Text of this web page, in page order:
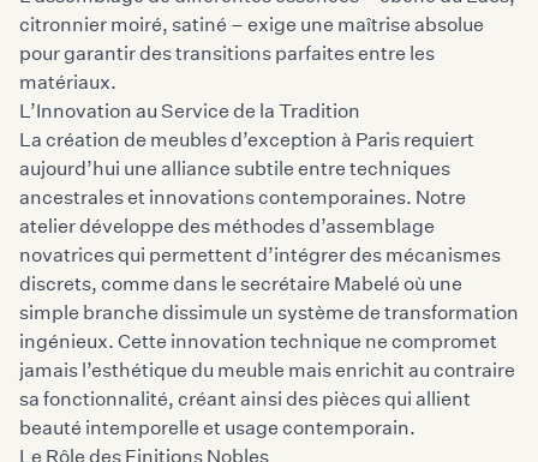
citronnier moiré, satiné – exige une maîtrise absolue
pour garantir des transitions parfaites entre les
matériaux.
L’Innovation au Service de la Tradition
La création de meubles d’exception à Paris requiert
aujourd’hui une alliance subtile entre techniques
ancestrales et innovations contemporaines. Notre
atelier développe des méthodes d’assemblage
novatrices qui permettent d’intégrer des mécanismes
discrets, comme dans le secrétaire Mabelé où une
simple branche dissimule un système de transformation
ingénieux. Cette innovation technique ne compromet
jamais l’esthétique du meuble mais enrichit au contraire
sa fonctionnalité, créant ainsi des pièces qui allient
beauté intemporelle et usage contemporain.
Le Rôle des Finitions Nobles